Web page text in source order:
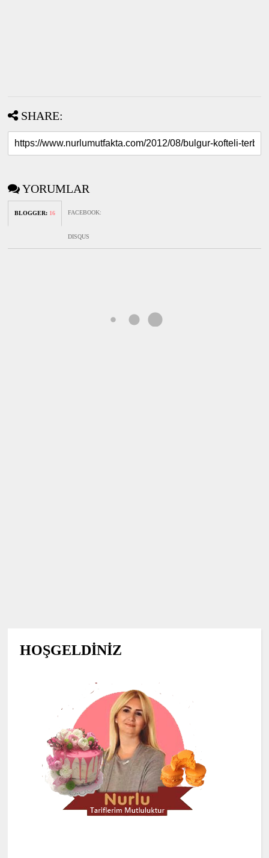
SHARE:
YORUMLAR
BLOGGER: 16 FACEBOOK:
DISQUS
HOŞGELDİNİZ